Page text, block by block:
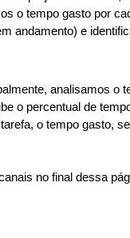
o tempo gasto por
andamento) e
analisamos o
o percentual de
o tempo gasto,
no final dessa